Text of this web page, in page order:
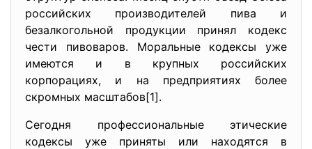
российских производителей пива и
безалкогольной продукции принял кодекс
чести пивоваров. Моральные кодексы уже
имеются и в крупных российских
корпорациях, и на предприятиях более
скромных масштабов[1].
Сегодня профессиональные этические
кодексы уже приняты или находятся в